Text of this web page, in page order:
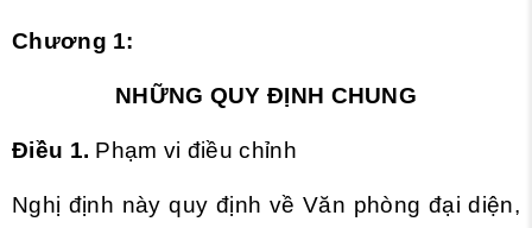
Chương 1:
NHỮNG QUY ĐỊNH CHUNG
Điều 1. Phạm vi điều chỉnh
Nghị định này quy định về Văn phòng đại diện,